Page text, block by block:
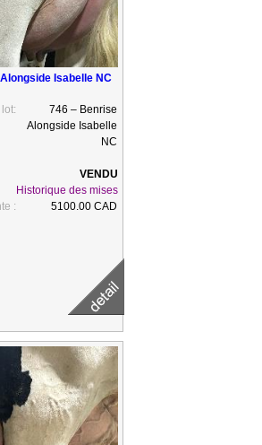
Isabelle NC
746 – Benrise
Alongside Isabelle
NC
Historique des mises
:
5100.00 CAD